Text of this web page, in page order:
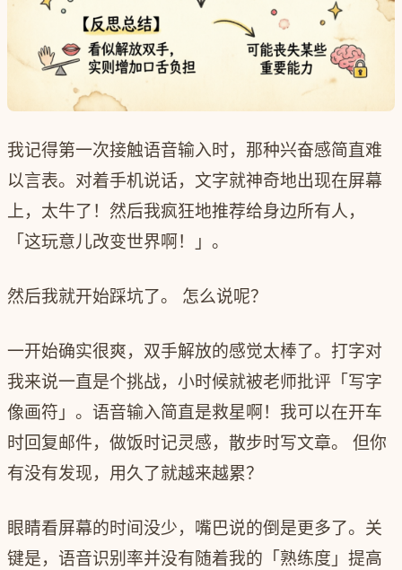
我记得第一次接触语音输入时，那种兴奋感简直难
以言表。对着手机说话，文字就神奇地出现在屏幕
上，太牛了！然后我疯狂地推荐给身边所有人，
「这玩意儿改变世界啊！」。
然后我就开始踩坑了。 怎么说呢？
一开始确实很爽，双手解放的感觉太棒了。打字对
我来说一直是个挑战，小时候就被老师批评「写字
像画符」。语音输入简直是救星啊！我可以在开车
时回复邮件，做饭时记灵感，散步时写文章。 但你
有没有发现，用久了就越来越累？
眼睛看屏幕的时间没少，嘴巴说的倒是更多了。关
键是，语音识别率并没有随着我的「熟练度」提高